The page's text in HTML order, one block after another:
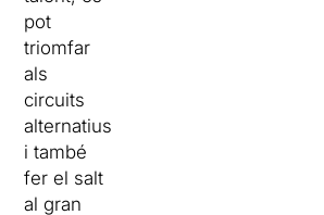
pot
triomfar
als
circuits
alternatius
i també
fer el salt
al gran